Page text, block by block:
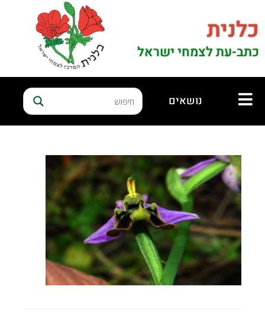
כלנית
כתב-עת לצמחי ישראל
נושאים